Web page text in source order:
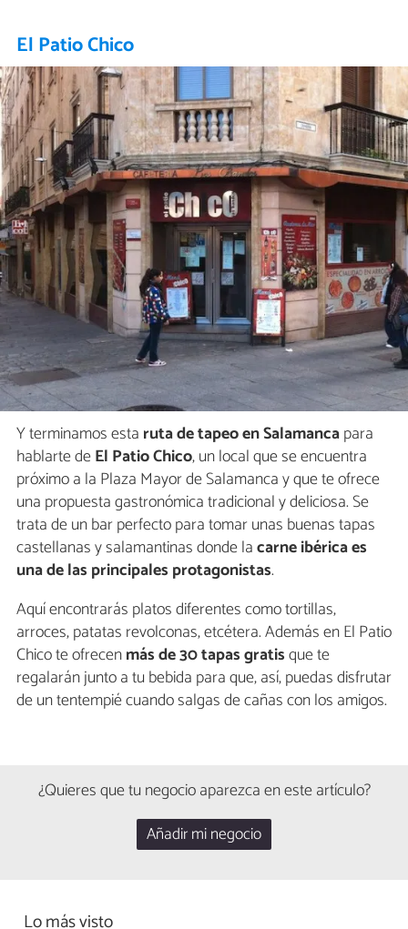
El Patio Chico
Y terminamos esta ruta de tapeo en Salamancapara
hablarte deEl Patio Chico, un local que se encuentra
próximo a la Plaza Mayor de Salamanca y que te ofrece
una propuesta gastronómica tradicional y deliciosa. Se
trata de un bar perfecto para tomar unas buenas tapas
castellanas y salamantinas donde lacarne ibérica es
una de las principales protagonistas.
Aquí encontrarás platos diferentes como tortillas,
arroces, patatas revolconas, etcétera. Además en El Patio
Chico te ofrecenmás de 30 tapas gratisque te
regalarán junto a tu bebida para que, así, puedas disfrutar
de un tentempié cuando salgas de cañas con los amigos.
¿Quieres que tu negocio aparezca en este artículo?
Añadir mi negocio
Lo más visto